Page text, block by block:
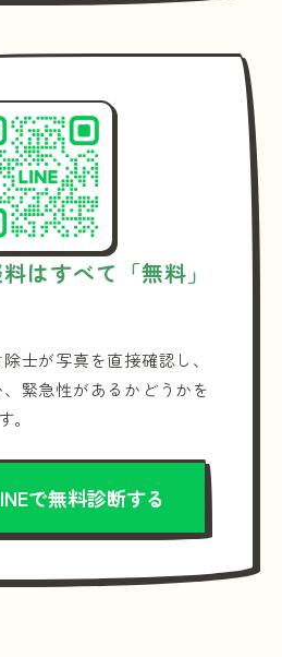
はすべて「無料」
士が写真を直接確認し、
緊急性があるかどうかを
。
で無料診断する